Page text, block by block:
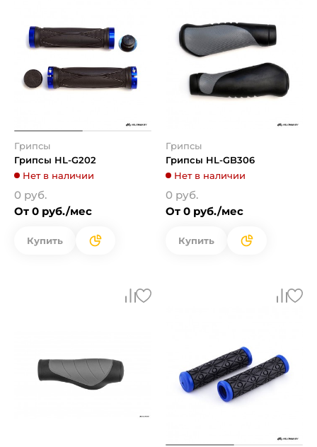
Грипсы
Грипсы HL-G202
Нет в наличии
0 руб.
От 0 руб./мес
Купить
Грипсы
Грипсы HL-GB306
Нет в наличии
0 руб.
От 0 руб./мес
Купить